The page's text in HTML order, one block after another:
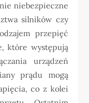
niebezpieczne
silników czy
przepięć
które występują
urządzeń
prądu mogą
co z kolei